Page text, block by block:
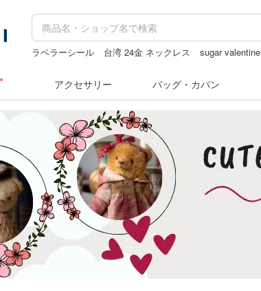
ラベラーシール 台湾 24金 ネックレス sugar valentine
アクセサリー バッグ・カバン